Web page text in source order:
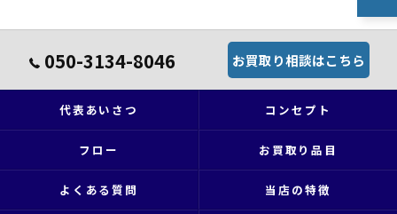
050-3134-8046 お買取り相談はこちら
代表あいさつ コンセプト
フロー お買取り品目
よくある質問 当店の特徴